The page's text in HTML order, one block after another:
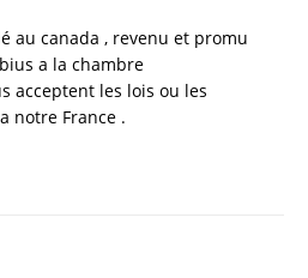
au canada , revenu et promu
a la chambre
acceptent les lois ou les
notre France .